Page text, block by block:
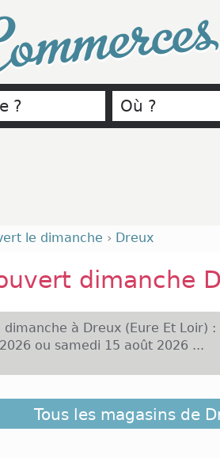
le dimanche › Dreux
dimanche
à Dreux (Eure Et Loir) :
ou samedi 15 août 2026 ...
du département d'Eure-
plus de 31000 habitants.
Tous les magasins de